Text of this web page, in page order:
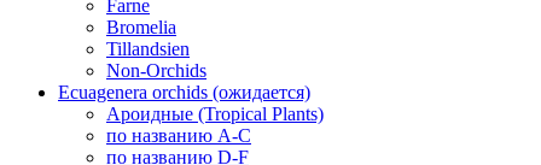
Farne
Bromelia
Tillandsien
Non-Orchids
Ecuagenera orchids (ожидается)
Ароидные (Tropical Plants)
по названию A-C
по названию D-F